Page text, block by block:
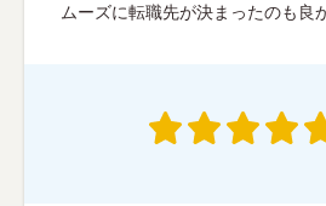
ムーズに転職先が決まったのも良